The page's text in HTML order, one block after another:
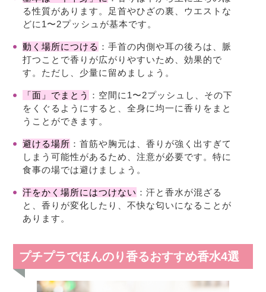
る性質があります。足首やひざの裏、ウエストな
どに1〜2プッシュが基本です。
動く場所につける ：手首の内側や耳の後ろは、脈
打つことで香りが広がりやすいため、効果的で
す。ただし、少量に留めましょう。
「面」でまとう
：空間に1〜2プッシュし、その下
をくぐるようにすると、全身に均一に香りをまと
うことができます。
避ける場所 ：首筋や胸元は、香りが強く出すぎて
しまう可能性があるため、注意が必要です。特に
食事の場では避けましょう。
汗をかく場所にはつけない ：汗と香水が混ざる
と、香りが変化したり、不快な匂いになることが
あります。
プチプラでほんのり香るおすすめ香水4選